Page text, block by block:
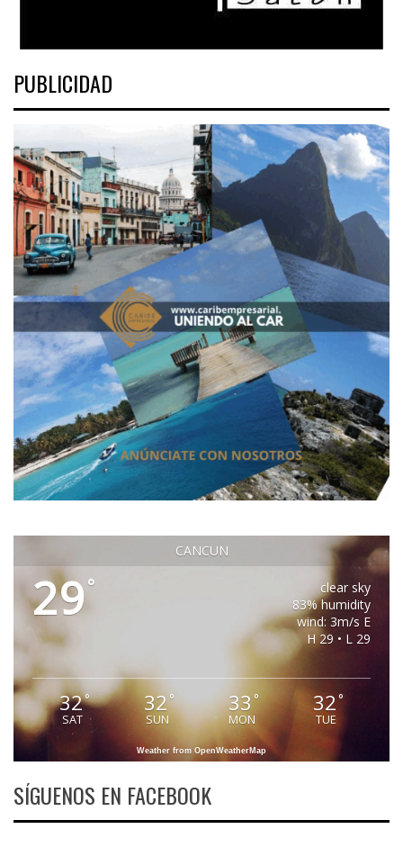
PUBLICIDAD
CANCUN
29°
clear sky
83% humidity
wind: 3m/s E
H 29 • L 29
32°
SAT
32°
SUN
33 °
MON
32°
TUE
Weather from OpenWeatherMap
SÍGUENOS EN FACEBOOK